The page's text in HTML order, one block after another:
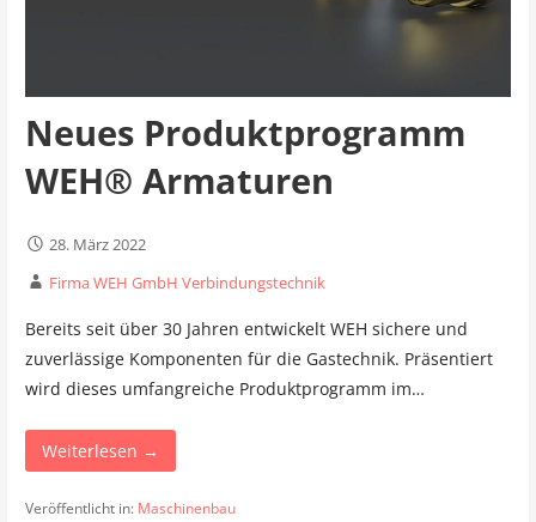
Neues Produktprogramm
WEH® Armaturen
28. März 2022
Firma WEH GmbH Verbindungstechnik
Bereits seit über 30 Jahren entwickelt WEH sichere und
zuverlässige Komponenten für die Gastechnik. Präsentiert
wird dieses umfangreiche Produktprogramm im…
Weiterlesen →
Veröffentlicht in: Maschinenbau